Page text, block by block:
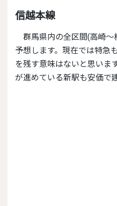
信越本線
群馬県内の全区間(高崎～横川間)が単線化されると
予想します。現在では特急
を残す意味はないと思いま
が進めている新駅も安価で